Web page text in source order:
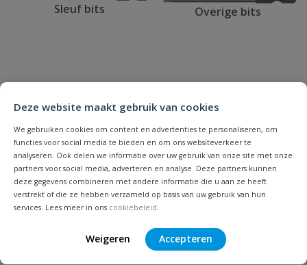
Deze website maakt gebruik van cookies
We gebruiken cookies om content en advertenties te personaliseren, om
functies voor social media te bieden en om ons websiteverkeer te
analyseren. Ook delen we informatie over uw gebruik van onze site met onze
partners voor social media, adverteren en analyse. Deze partners kunnen
deze gegevens combineren met andere informatie die u aan ze heeft
verstrekt of die ze hebben verzameld op basis van uw gebruik van hun
services. Lees meer in ons cookiebeleid
Weigeren Accepteren
Sleuf bits Overige bits
Blijf op de hoogte van nieuwe
producten en leuke acties!
E-mailadres